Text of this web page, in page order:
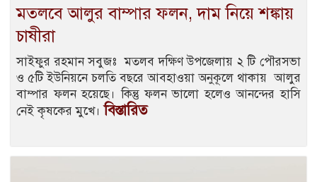
মতলবে আলুর বাম্পার ফলন, দাম নিয়ে শঙ্কায়
চাষীরা
সাইফুর রহমান সবুজঃ মতলব দক্ষিণ উপজেলায় ২ টি পৌরসভা
ও ৫টি ইউনিয়নে চলতি বছরে আবহাওয়া অনুকূলে থাকায় আলুর
বাম্পার ফলন হয়েছে। কিন্তু ফলন ভালো হলেও আনন্দের হাসি
নেই কৃষকের মুখে।বিস্তারিত